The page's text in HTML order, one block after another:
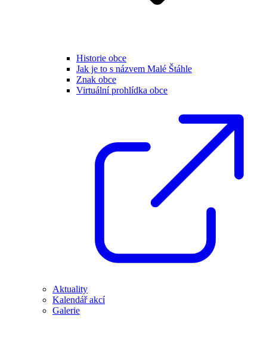
Historie obce
Jak je to s názvem Malé Štáhle
Znak obce
Virtuální prohlídka obce
Aktuality
Kalendář akcí
Galerie